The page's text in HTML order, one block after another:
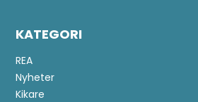
KATEGORI
REA
Nyheter
Kikare